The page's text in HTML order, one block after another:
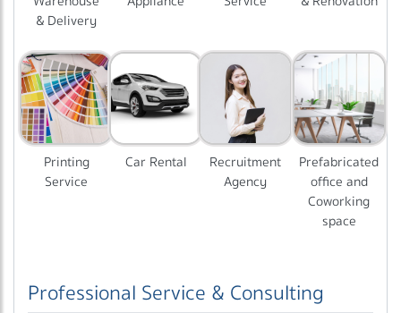
& Delivery
Printing
Service
Car Rental
Recruitment
Agency
Prefabricated
office and
Coworking
space
Professional Service & Consulting